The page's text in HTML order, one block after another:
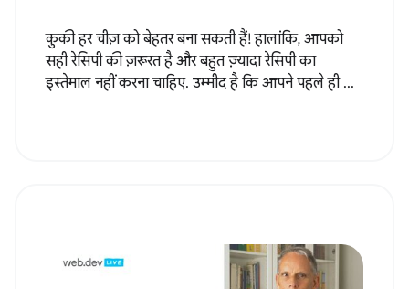
कुकी हर चीज़ को बेहतर बना सकती हैं! हालांकि, आपको
सही रेसिपी की ज़रूरत है और बहुत ज़्यादा रेसिपी का
इस्तेमाल नहीं करना चाहिए. उम्मीद है कि आपने पहले ही ...